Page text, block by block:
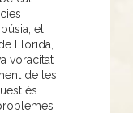
el
Florida,
voracitat
de les
és